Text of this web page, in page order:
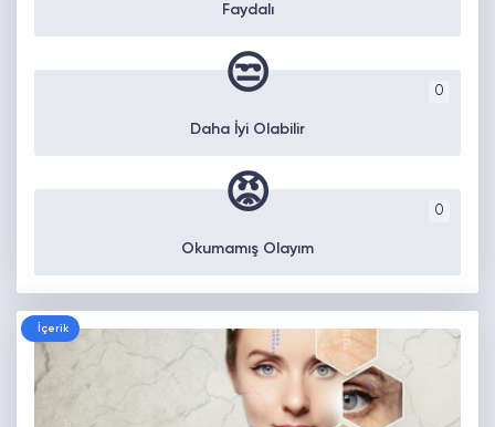
Faydalı
0
😒
Daha İyi Olabilir
0
😡
Okumamış Olayım
İçerik